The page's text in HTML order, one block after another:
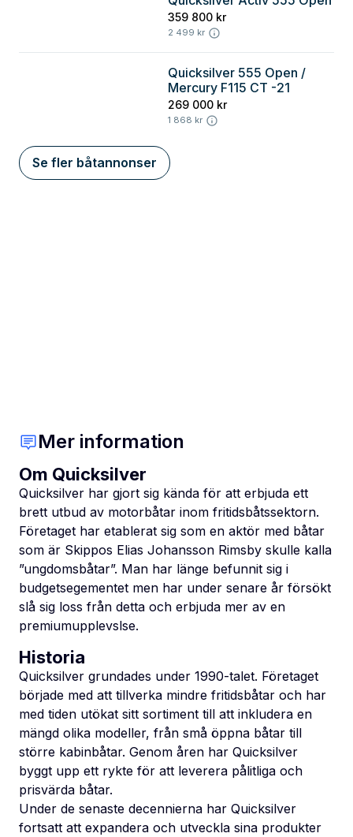
359 800 kr
2 499 kr
Quicksilver 555 Open /
Mercury F115 CT -21
269 000 kr
1 868 kr
Se fler båtannonser
Mer information
Om Quicksilver
Quicksilver har gjort sig kända för att erbjuda ett
brett utbud av motorbåtar inom fritidsbåtssektorn.
Företaget har etablerat sig som en aktör med båtar
som är Skippos Elias Johansson Rimsby skulle kalla
”ungdomsbåtar”. Man har länge befunnit sig i
budgetsegementet men har under senare år försökt
slå sig loss från detta och erbjuda mer av en
premiumupplevslse.
Historia
Quicksilver grundades under 1990-talet. Företaget
började med att tillverka mindre fritidsbåtar och har
med tiden utökat sitt sortiment till att inkludera en
mängd olika modeller, från små öppna båtar till
större kabinbåtar. Genom åren har Quicksilver
byggt upp ett rykte för att leverera pålitliga och
prisvärda båtar.
Under de senaste decennierna har Quicksilver
fortsatt att expandera och utveckla sina produkter